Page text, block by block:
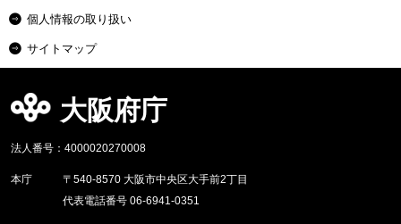
個人情報の取り扱い
サイトマップ
大阪府庁
法人番号：4000020270008
本庁
〒540-8570 大阪市中央区大手前2丁目
代表電話番号 06-6941-0351